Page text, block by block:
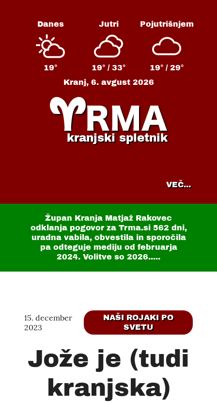
Danes
19°
Jutri
19° / 33°
Pojutrišnjem
19° / 29°
Kranj, 6. avgust 2026
kranjski spletnik
VEČ...
Župan Kranja Matjaž Rakovec
odklanja pogovor za Trma.si 562 dni,
uradna vabila, obvestila in sporočila
pa odteguje mediju od februarja
2024. Volitve so 2026.....
15. december
2023
NAŠI ROJAKI PO
SVETU
Jože je (tudi
kranjska)